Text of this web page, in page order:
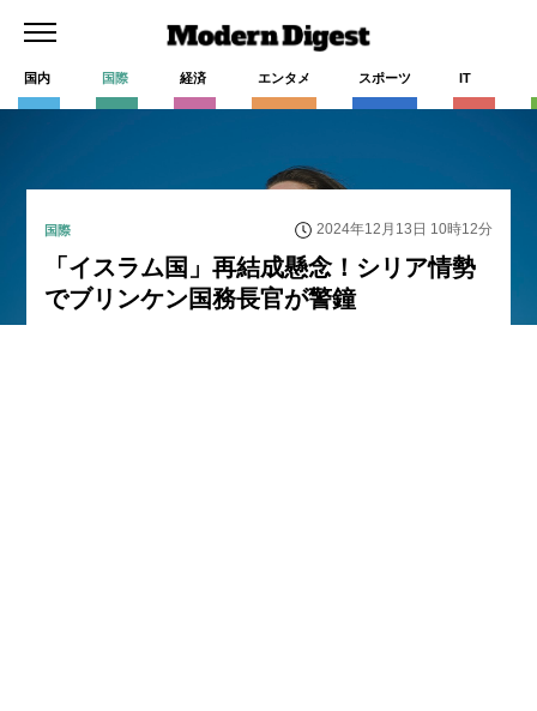
国内 国際 経済 エンタメ スポーツ IT
国際 2024年12月13日 10時12分
「イスラム国」再結成懸念！シリア情勢
でブリンケン国務長官が警鐘